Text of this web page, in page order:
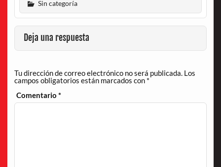
Sin categoría
Deja una respuesta
Tu dirección de correo electrónico no será publicada. Los
campos obligatorios están marcados con *
Comentario*